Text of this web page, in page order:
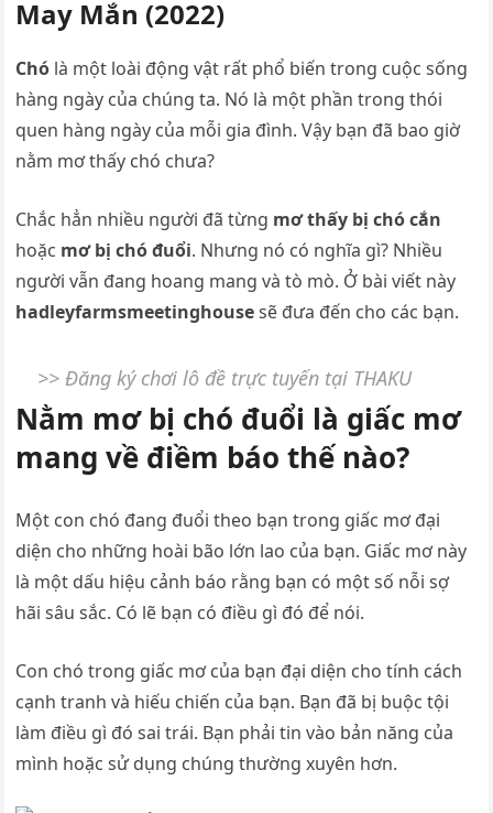
May Mắn (2022)
Chó là một loài động vật rất phổ biến trong cuộc sống
hàng ngày của chúng ta. Nó là một phần trong thói
quen hàng ngày của mỗi gia đình. Vậy bạn đã bao giờ
nằm mơ thấy chó chưa?
Chắc hẳn nhiều người đã từng mơ thấy bị chó cắn
hoặc mơ bị chó đuổi. Nhưng nó có nghĩa gì? Nhiều
người vẫn đang hoang mang và tò mò. Ở bài viết này
hadleyfarmsmeetinghousesẽ đưa đến cho các bạn.
>> Đăng ký chơi lô đề trực tuyến tại THAKU
Nằm mơ bị chó đuổi là giấc mơ
mang về điềm báo thế nào?
Một con chó đang đuổi theo bạn trong giấc mơ đại
diện cho những hoài bão lớn lao của bạn. Giấc mơ này
là một dấu hiệu cảnh báo rằng bạn có một số nỗi sợ
hãi sâu sắc. Có lẽ bạn có điều gì đó để nói.
Con chó trong giấc mơ của bạn đại diện cho tính cách
cạnh tranh và hiếu chiến của bạn. Bạn đã bị buộc tội
làm điều gì đó sai trái. Bạn phải tin vào bản năng của
mình hoặc sử dụng chúng thường xuyên hơn.